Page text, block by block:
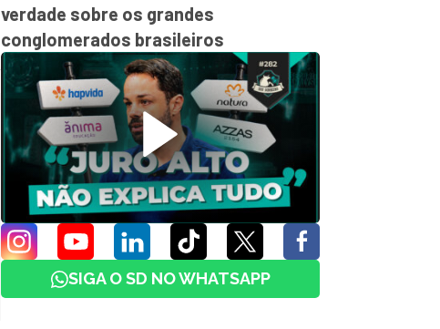
verdade sobre os grandes
conglomerados brasileiros
SIGA O SD NO WHATSAPP